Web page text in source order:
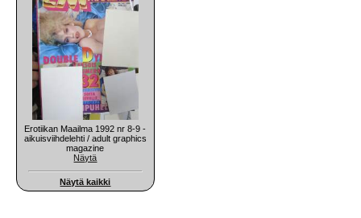
Erotiikan Maailma 1992 nr 8-9 -
aikuisviihdelehti / adult graphics
magazine
Näytä
Näytä kaikki